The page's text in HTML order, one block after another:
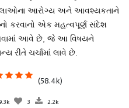
આરોગ્ય અને આવશ્યકતાને
કરવાનો એક મહત્વપૂર્ણ સંદેશ
આવે છે, જે આ વિષયને
રીતે ચર્ચામાં લાવે છે.
(58.4k)
3 2.2k